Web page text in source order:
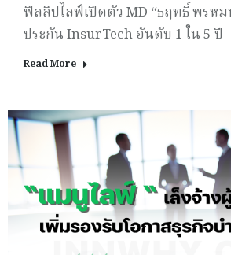
ฟิลลิปไลฟ์เปิดตัว MD “ธฤทธิ์ พรหม
ประกัน InsurTech อันดับ 1 ใน 5 ปี
Read More